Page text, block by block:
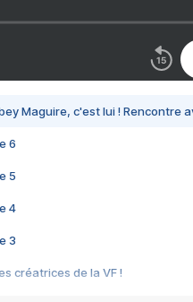
Maguire, c'est lui ! Rencontre
6
5
4
3
créatrices de la VF !